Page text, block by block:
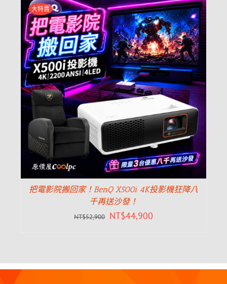
大特賣
把電影院搬回家！BenQ X500i 4K投影機狂降八
千再送沙發！
NT$52,900 NT$44,900